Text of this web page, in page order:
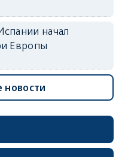
начал
Европы
новости